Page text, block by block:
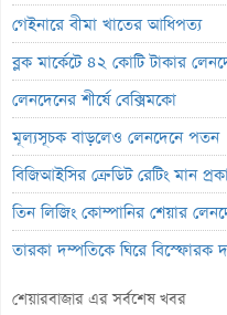
গেইনারে বীমা খাতের আধিপত্য
ব্লক মার্কেটে ৪২ কোটি টাকার
লেনদেনের শীর্ষে বেক্সিমকো
মূল্যসূচক বাড়লেও লেনদেনে পতন
বিজিআইসির ক্রেডিট রেটিং মান
তিন লিজিং কোম্পানির শেয়ার
তারকা দম্পতিকে ঘিরে বিস্ফোরক
বাংলাদেশে ঋণের চেয়ে অনুদানই
শেয়ারবাজার এর সর্বশেষ খবর